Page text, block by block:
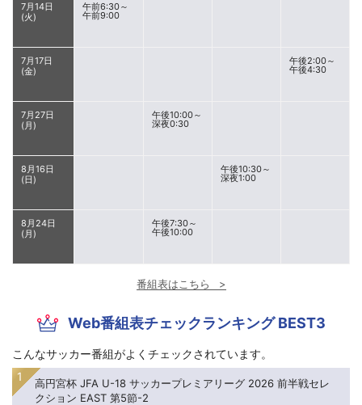
7月14日
(火)
午前6:30～
午前9:00
7月17日
(金)
午後2:00～
午後4:30
7月27日
(月)
午後10:00～
深夜0:30
8月16日
(日)
午後10:30～
深夜1:00
8月24日
(月)
午後7:30～
午後10:00
番組表はこちら
Web番組表チェックランキング BEST3
こんなサッカー番組がよくチェックされています。
高円宮杯 JFA U-18 サッカープレミアリーグ 2026 前半戦セレ
クション EAST 第5節-2